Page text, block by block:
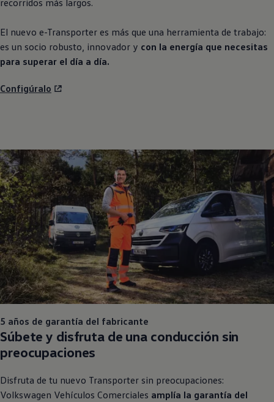
recorridos más largos.
El nuevo e-Transporter es más que una herramienta de trabajo:
es un socio robusto, innovador y con la energía que necesitas
para superar el día a día.
Configúralo
5 años de garantía del fabricante
Súbete y disfruta de una conducción sin
preocupaciones
Disfruta de tu nuevo Transporter sin preocupaciones:
Volkswagen Vehículos Comerciales amplía la garantía del